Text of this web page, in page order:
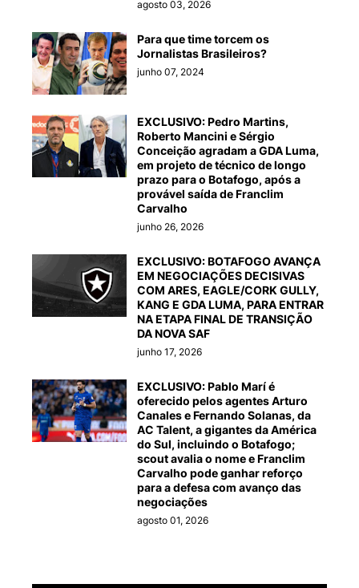
agosto 03, 2026
Para que time torcem os
Jornalistas Brasileiros?
junho 07, 2024
EXCLUSIVO: Pedro Martins,
Roberto Mancini e Sérgio
Conceição agradam a GDA Luma,
em projeto de técnico de longo
prazo para o Botafogo, após a
provável saída de Franclim
Carvalho
junho 26, 2026
EXCLUSIVO: BOTAFOGO AVANÇA
EM NEGOCIAÇÕES DECISIVAS
COM ARES, EAGLE/CORK GULLY,
KANG E GDA LUMA, PARA ENTRAR
NA ETAPA FINAL DE TRANSIÇÃO
DA NOVA SAF
junho 17, 2026
EXCLUSIVO: Pablo Marí é
oferecido pelos agentes Arturo
Canales e Fernando Solanas, da
AC Talent, a gigantes da América
do Sul, incluindo o Botafogo;
scout avalia o nome e Franclim
Carvalho pode ganhar reforço
para a defesa com avanço das
negociações
agosto 01, 2026